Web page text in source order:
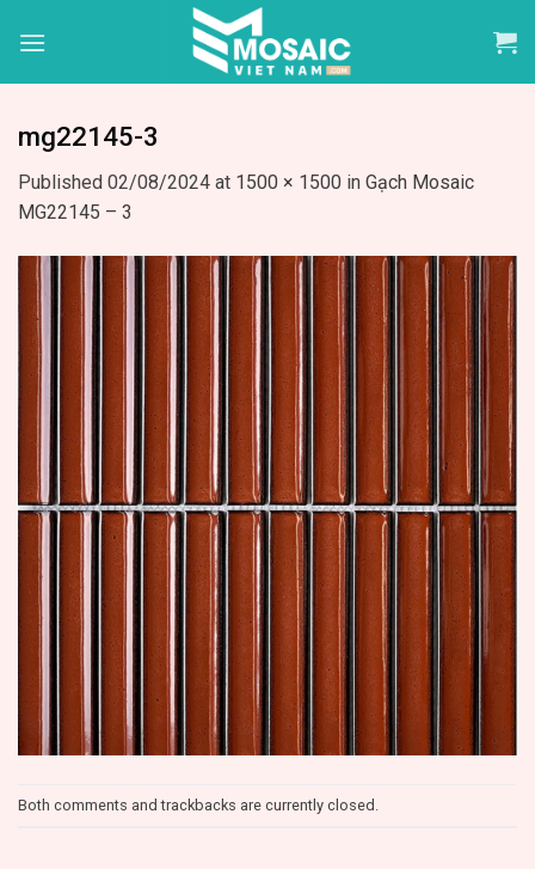
mg22145-3
Published 02/08/2024 at 1500 × 1500 in Gạch Mosaic
MG22145 – 3
Both comments and trackbacks are currently closed.